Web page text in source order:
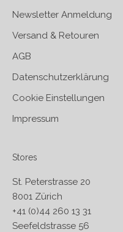
Newsletter Anmeldung
Versand & Retouren
AGB
Datenschutzerklärung
Cookie Einstellungen
Impressum
Stores
St. Peterstrasse 20
8001 Zürich
+41 (0)44 260 13 31
Seefeldstrasse 56